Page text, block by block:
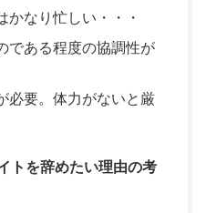
なり忙しい・・・
ある程度の協調性が
要。体力がないと厳
トを辞めたい理由の考